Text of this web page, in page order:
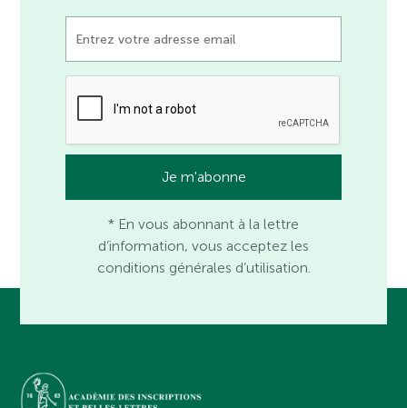
* En vous abonnant à la lettre
d’information, vous acceptez les
conditions générales d’utilisation.